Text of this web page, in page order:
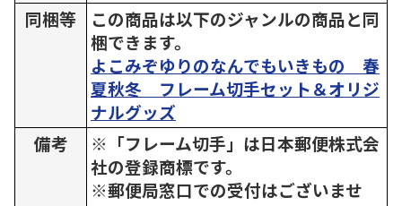
同梱等
この商品は以下のジャンルの商品と同
梱できます。
よこみぞゆりのなんでもいきもの 春
夏秋冬 フレーム切手セット＆オリジ
ナルグッズ
備考
※「フレーム切手」は日本郵便株式会
社の登録商標です。
※郵便局窓口での受付はございませ